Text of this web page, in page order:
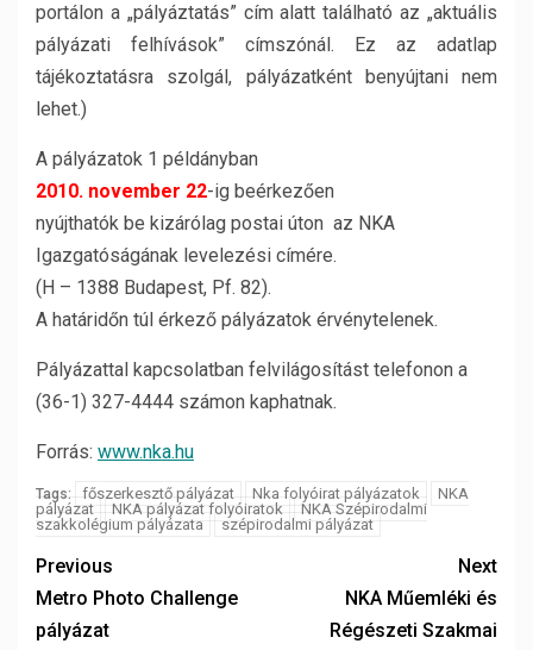
portálon a „pályáztatás” cím alatt található az „aktuális
pályázati felhívások” címszónál. Ez az adatlap
tájékoztatásra szolgál, pályázatként benyújtani nem
lehet.)
A pályázatok 1 példányban
2010. november 22-ig beérkezően
nyújthatók be kizárólag postai úton az NKA
Igazgatóságának levelezési címére.
(H – 1388 Budapest, Pf. 82).
A határidőn túl érkező pályázatok érvénytelenek.
Pályázattal kapcsolatban felvilágosítást telefonon a
(36-1) 327-4444 számon kaphatnak.
Forrás: www.nka.hu
Tags: főszerkesztő pályázat Nka folyóirat pályázatok
NKA
pályázat
NKA pályázat folyóiratok
NKA Szépirodalmi
szakkolégium pályázata
szépirodalmi pályázat
Previous
Metro Photo Challenge
pályázat
Next
NKA Műemléki és
Régészeti Szakmai